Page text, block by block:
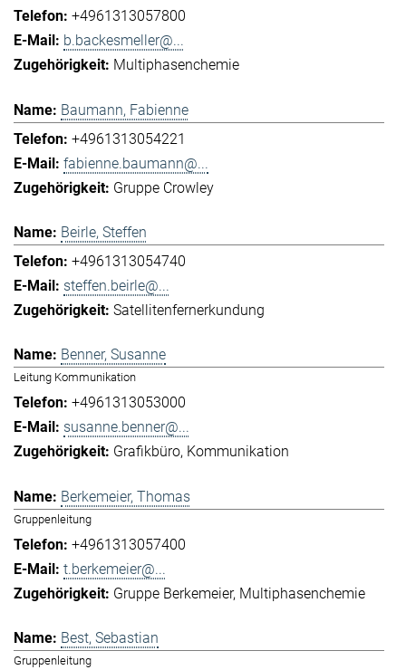
+4961313057800
b.backesmeller@...
Multiphasenchemie
Baumann, Fabienne
+4961313054221
fabienne.baumann@...
Gruppe Crowley
Beirle, Steffen
+4961313054740
steffen.beirle@...
Satellitenfernerkundung
Benner, Susanne
Leitung Kommunikation
+4961313053000
susanne.benner@...
Grafikbüro Kommunikation
Berkemeier, Thomas
Gruppenleitung
+4961313057400
t.berkemeier@...
Gruppe Berkemeier Multiphasenchemie
Best, Sebastian
Gruppenleitung